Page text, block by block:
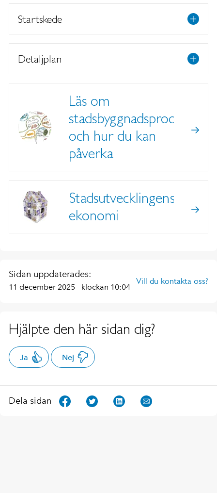
Startskede
Detaljplan
Läs om
stadsbyggnadsprocessen
och hur du kan
påverka
Stadsutvecklingens
ekonomi
Sidan uppdaterades:
11 december 2025 klockan 10:04
Vill du kontakta oss?
Hjälpte den här sidan dig?
Ja Nej
Dela sidan